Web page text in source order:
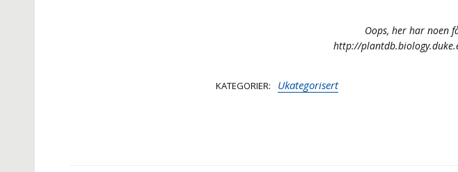
Oops, her har noen
http://
KATEGORIER Ukategorisert